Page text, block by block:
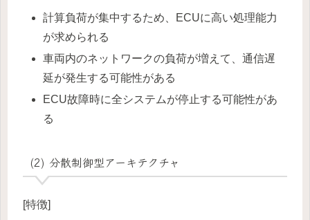
計算負荷が集中するため、ECUに高い処理能力
が求められる
車両内のネットワークの負荷が増えて、通信遅
延が発生する可能性がある
ECU故障時に全システムが停止する可能性があ
る
(2) 分散制御型アーキテクチャ
[特徴]